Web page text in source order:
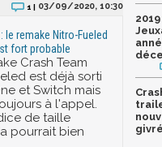
1 | 03/09/2020, 10:30
le remake Nitro-Fueled
fort probable
Crash Team
est déjà sorti
et Switch mais
à l'appel.
de taille
pourrait bien